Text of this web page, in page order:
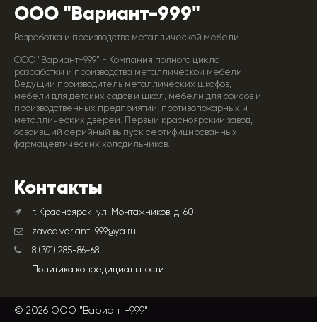
ООО "Вариант-999"
Разработка и производство металлической мебели
ООО "Вариант-999" - Компания полного цикла
разработки и производства металлической мебели.
Ведущий производитель металлических шкафов,
мебели для детских садов и школ, мебели для офисов и
производственных предприятий, противопожарных и
металлических дверей. Первый красноярский завод,
освоивший серийный выпуск сертифицированных
фармацевтических холодильников.
Контакты
г. Красноярск, ул. Монтажников, д. 60
zavod.variant-999@ya.ru
8 (391) 285-86-68
Политика конфедициальности
© 2026 ООО "Вариант-999"